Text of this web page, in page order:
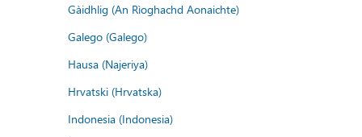
Gàidhlig (An Rìoghachd Aonaichte)
Galego (Galego)
Hausa (Najeriya)
Hrvatski (Hrvatska)
Indonesia (Indonesia)